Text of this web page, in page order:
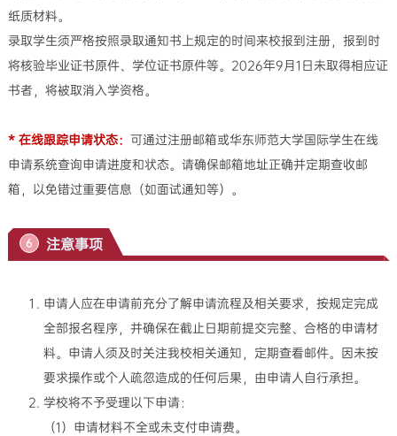
纸质材料。
录取学生须严格按照录取通知书上规定的时间来校报到注册，报到时
将核验毕业证书原件、学位证书原件等。2026年9月1日未取得相应证
书者，将被取消入学资格。
* 在线跟踪申请状态： 可通过注册邮箱或华东师范大学国际学生在线
申请系统查询申请进度和状态。请确保邮箱地址正确并定期查收邮
箱，以免错过重要信息（如面试通知等）。
6 注意事项
申请人应在申请前充分了解申请流程及相关要求，按规定完成
全部报名程序，并确保在截止日期前提交完整、合格的申请材
料。申请人须及时关注我校相关通知，定期查看邮件。因未按
要求操作或个人疏忽造成的任何后果，由申请人自行承担。
学校将不予受理以下申请：
（1）申请材料不全或未支付申请费。